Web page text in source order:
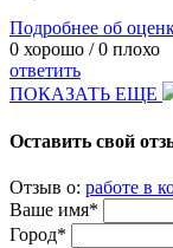
Подробнее об
0 хорошо /0 плохо
ответить
ПОКАЗАТЬ ЕЩЕ
Оставить свой
Отзыв о: работе в
Ваше имя*
Город*